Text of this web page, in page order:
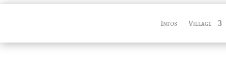
Infos Village